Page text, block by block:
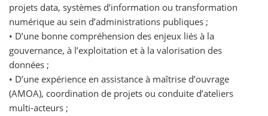
projets data, systèmes d’information ou transformation
numérique au sein d’administrations publiques ;
• D’une bonne compréhension des enjeux liés à la
gouvernance, à l’exploitation et à la valorisation des
données ;
• D’une expérience en assistance à maîtrise d’ouvrage
(AMOA), coordination de projets ou conduite d’ateliers
multi-acteurs ;